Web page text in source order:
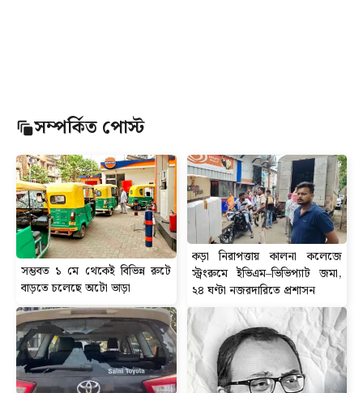
সম্পর্কিত পোস্ট
সম্ভবত ১ মে থেকেই বিভিন্ন রুটে
বাড়তে চলেছে অটো ভাড়া
কড়া নিরাপত্তায় কালনা কলেজে
স্ট্রংরুমে ইভিএম–ভিভিপ্যাট জমা,
২৪ ঘণ্টা নজরদারিতে প্রশাসন